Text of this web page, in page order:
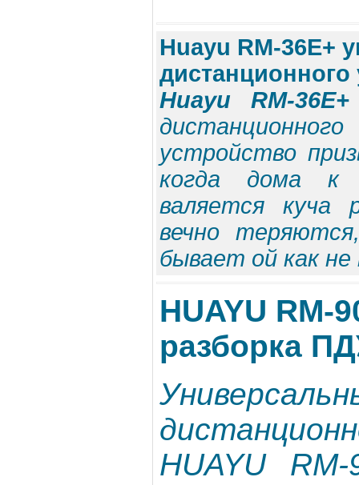
Huayu RM-36E+
Huayu RM-36E+
устройство
когда дома к
валяется куча
вечно
бывает ой как
HUAYU RM-
разборка
HUAYU RM-